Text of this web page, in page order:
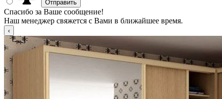
Спасибо за Ваше сообщение!
Наш менеджер свяжется с Вами в ближайшее время.